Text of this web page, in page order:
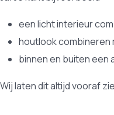
een licht interieur
houtlook combineren
binnen en buiten een
Wij laten dit altijd vooraf